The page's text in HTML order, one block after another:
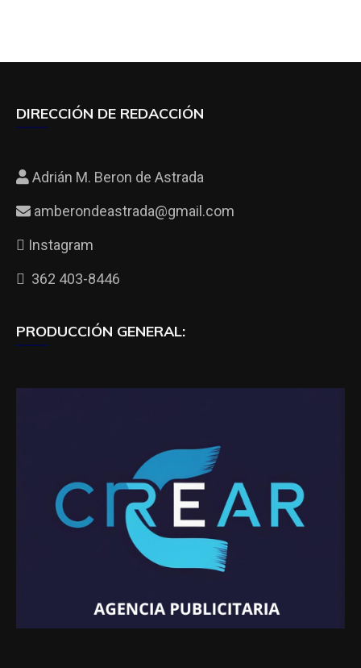
DIRECCIÓN DE REDACCIÓN
Adrián M. Beron de Astrada
amberondeastrada@gmail.com
Instagram
362 403-8446
PRODUCCIÓN GENERAL: